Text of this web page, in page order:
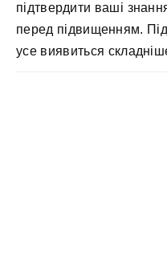
підтвердити ваші
перед підвищенням.
усе виявиться